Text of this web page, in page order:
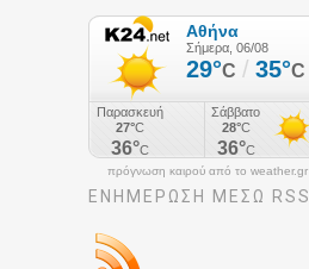
πρόγνωση καιρού από το weather.gr
ΕΝΗΜΈΡΩΣΉ ΜΕΣΩ RSS